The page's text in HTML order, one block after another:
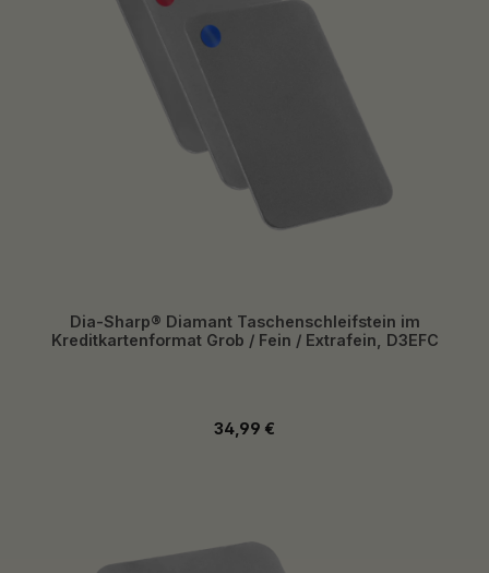
Dia-Sharp® Diamant Taschenschleifstein im
Kreditkartenformat Grob / Fein / Extrafein, D3EFC
Regulärer Preis:
34,99 €